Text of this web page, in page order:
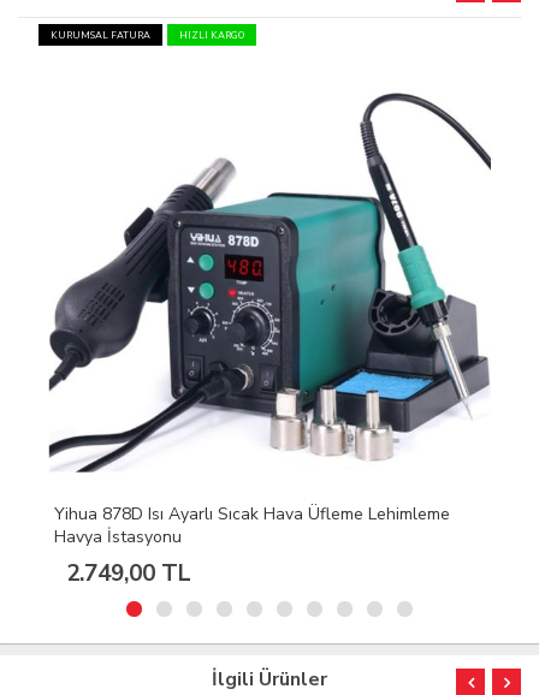
KURUMSAL FATURA HIZLI KARGO
Yihua 878D Isı Ayarlı Sıcak Hava Üfleme Lehimleme
Havya İstasyonu
2.749,00 TL
İlgili Ürünler